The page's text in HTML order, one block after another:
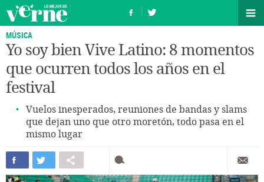
MÚSICA
Yo soy bien Vive Latino: 8 momentos
que ocurren todos los años en el
festival
Vuelos inesperados, reuniones de bandas y slams
que dejan uno que otro moretón, todo pasa en el
mismo lugar